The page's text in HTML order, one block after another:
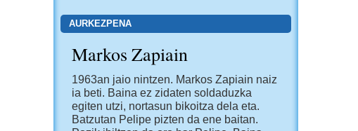
AURKEZPENA
Markos Zapiain
1963an jaio nintzen. Markos Zapiain naiz
ia beti. Baina ez zidaten soldaduzka
egiten utzi, nortasun bikoitza dela eta.
Batzutan Pelipe pizten da ene baitan.